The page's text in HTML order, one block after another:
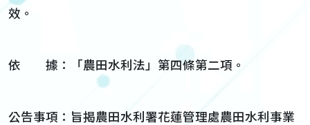
效。
依 據：「農田水利法」第四條第二項。
公告事項：旨揭農田水利署花蓮管理處農田水利事業